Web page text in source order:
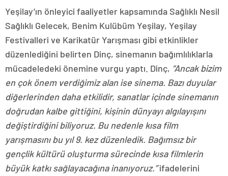
Yeşilay’ın önleyici faaliyetler kapsamında Sağlıklı Nesil
Sağlıklı Gelecek, Benim Kulübüm Yeşilay, Yeşilay
Festivalleri ve Karikatür Yarışması gibi etkinlikler
düzenlediğini belirten Dinç, sinemanın bağımlılıklarla
mücadeledeki önemine vurgu yaptı. Dinç, “Ancak bizim
en çok önem verdiğimiz alan ise sinema. Bazı duyular
diğerlerinden daha etkilidir, sanatlar içinde sinemanın
doğrudan kalbe gittiğini, kişinin dünyayı algılayışını
değiştirdiğini biliyoruz. Bu nedenle kısa film
yarışmasını bu yıl 9. kez düzenledik. Bağımsız bir
gençlik kültürü oluşturma sürecinde kısa filmlerin
büyük katkı sağlayacağına inanıyoruz.”ifadelerini